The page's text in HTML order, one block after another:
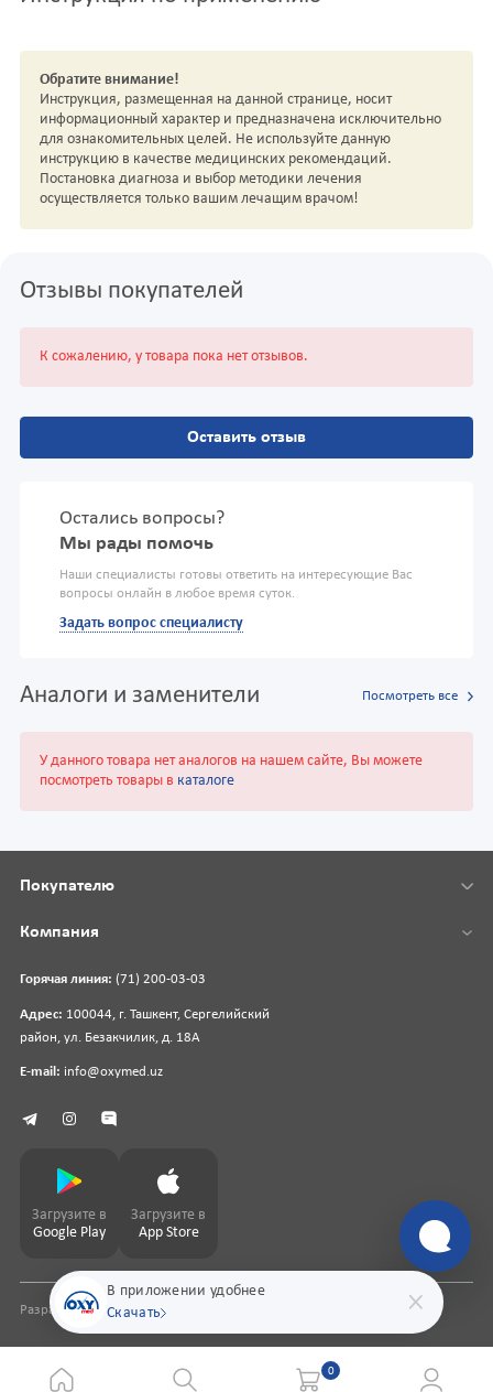
Обратите внимание!
Инструкция, размещенная на данной странице, носит
информационный характер и предназначена исключительно
для ознакомительных целей. Не используйте данную
инструкцию в качестве медицинских рекомендаций.
Постановка диагноза и выбор методики лечения
осуществляется только вашим лечащим врачом!
Отзывы покупателей
К сожалению, у товара пока нет отзывов.
Оставить отзыв
Остались вопросы?
Мы рады помочь
Наши специалисты готовы ответить на интересующие Вас
вопросы онлайн в любое время суток.
Задать вопрос специалисту
Аналоги и заменители Посмотреть все
У данного товара нет аналогов на нашем сайте, Вы можете
посмотреть товары в каталоге
В приложении удобнее
Скачать
Горячая линия: (71) 200-03-03
Адрес: 100044, г. Ташкент, Сергелийский
район, ул. Безакчилик, д. 18А
E-mail: info@oxymed.uz
Покупателю
Компания
Загрузите в
Google Play
Загрузите в
App Store
Разработка сайтаpharmit.uz
0